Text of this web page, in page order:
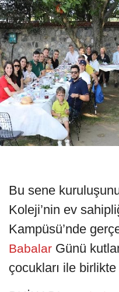
Bu sene
Koleji’nin ev
Kampüsü’nde
Babalar Günü
çocukları ile birlikte